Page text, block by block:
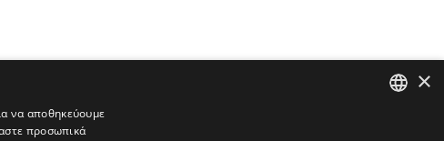
×
να αποθηκεύουμε
προσωπικά